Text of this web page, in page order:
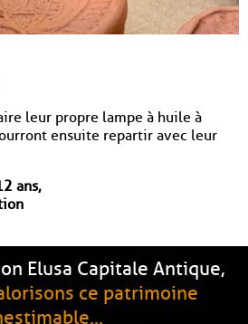
leur propre lampe à huile à
ensuite repartir avec leur
ans,
Elusa Capitale Antique,
ce patrimoine